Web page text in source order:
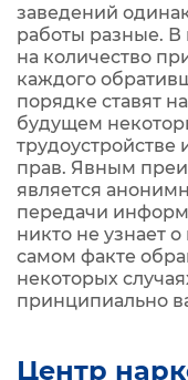
заведений
работы разные. В
на количество
каждого
порядке ставят
будущем
трудоустройстве
прав. Явным
является
передачи
никто не узнает
самом факте
некоторых
принципиально
Центр